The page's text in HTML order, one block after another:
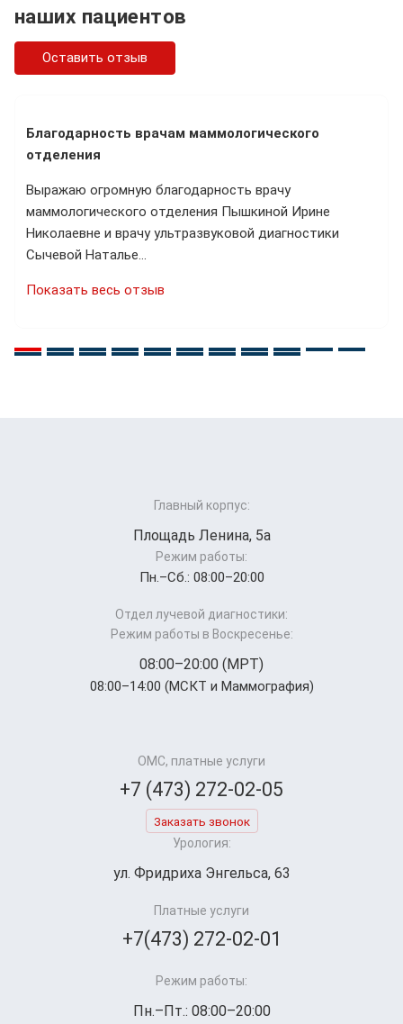
наших пациентов
Оставить отзыв
Благодарность врачам маммологического
отделения
Выражаю огромную благодарность врачу
маммологического отделения Пышкиной Ирине
Николаевне и врачу ультразвуковой диагностики
Сычевой Наталье…
Показать весь отзыв
Главный корпус:
Площадь Ленина, 5а
Режим работы:
Пн.–Cб.: 08:00–20:00
Отдел лучевой диагностики:
Режим работы в Воскресенье:
08:00–20:00 (МРТ)
08:00–14:00 (МСКТ и Маммография)
ОМС, платные услуги
+7 (473) 272-02-05
Заказать звонок
Урология:
ул. Фридриха Энгельса, 63
Платные услуги
+7(473) 272-02-01
Режим работы:
Пн.–Пт.: 08:00–20:00